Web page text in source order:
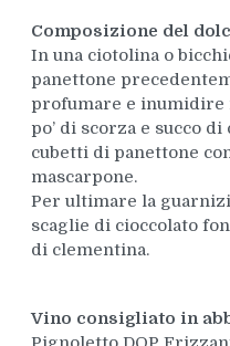
Composizione del
In una ciotolina o
panettone
profumare e inumidire
po’ di scorza e succo
cubetti di panettone
mascarpone.
Per ultimare la
scaglie di cioccolato
di clementina.
Vino consigliato in